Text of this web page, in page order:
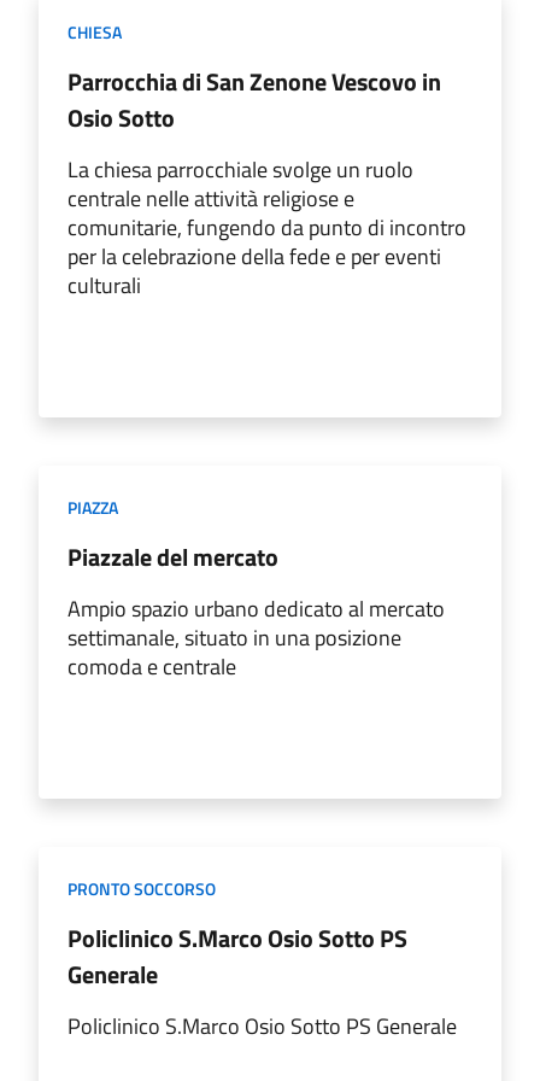
CHIESA
Parrocchia di San Zenone Vescovo in
Osio Sotto
La chiesa parrocchiale svolge un ruolo
centrale nelle attività religiose e
comunitarie, fungendo da punto di incontro
per la celebrazione della fede e per eventi
culturali
PIAZZA
Piazzale del mercato
Ampio spazio urbano dedicato al mercato
settimanale, situato in una posizione
comoda e centrale
PRONTO SOCCORSO
Policlinico S.Marco Osio Sotto PS
Generale
Policlinico S.Marco Osio Sotto PS Generale